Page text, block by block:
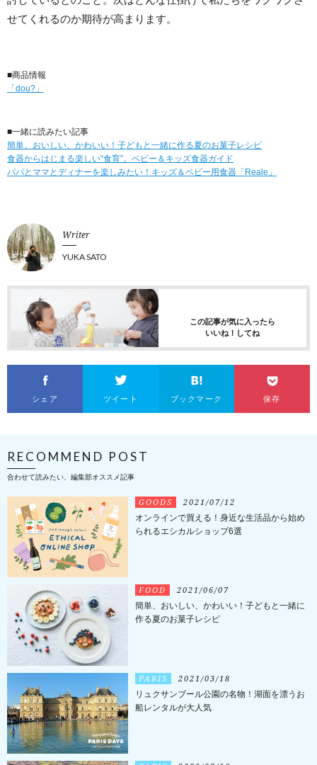
せてくれるのか期待が高まります。
■商品情報
「dou?」
■一緒に読みたい記事
簡単、おいしい、かわいい！子どもと一緒に作る夏のお菓子レシピ
食器からはじまる楽しい“食育”。ベビー＆キッズ食器ガイド
パパとママとディナーを楽しみたい！キッズ＆ベビー用食器「Reale」
Writer
YUKA SATO
この記事が気に入ったら
いいね！してね
シェア ツイート ブックマーク 保存
RECOMMEND POST
合わせて読みたい、編集部オススメ記事
GOODS 2021/07/12
オンラインで買える！身近な生活品から始め
られるエシカルショップ6選
FOOD 2021/06/07
簡単、おいしい、かわいい！子どもと一緒に
作る夏のお菓子レシピ
PARIS 2021/03/18
リュクサンブール公園の名物！湖面を漂うお
船レンタルが大人気